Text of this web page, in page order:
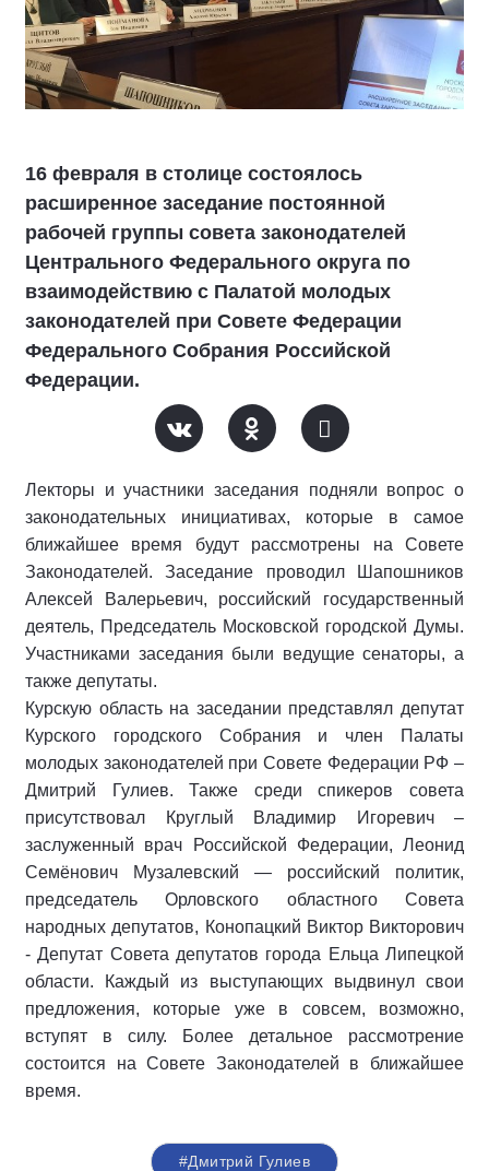
16 февраля в столице состоялось
расширенное заседание постоянной
рабочей группы совета законодателей
Центрального Федерального округа по
взаимодействию с Палатой молодых
законодателей при Совете Федерации
Федерального Собрания Российской
Федерации.
Лекторы и участники заседания подняли вопрос о
законодательных инициативах, которые в самое
ближайшее время будут рассмотрены на Совете
Законодателей. Заседание проводил Шапошников
Алексей Валерьевич, российский государственный
деятель, Председатель Московской городской Думы.
Участниками заседания были ведущие сенаторы, а
также депутаты.
Курскую область на заседании представлял депутат
Курского городского Собрания и член Палаты
молодых законодателей при Совете Федерации РФ –
Дмитрий Гулиев. Также среди спикеров совета
присутствовал Круглый Владимир Игоревич –
заслуженный врач Российской Федерации, Леонид
Семёнович Музалевский — российский политик,
председатель Орловского областного Совета
народных депутатов, Конопацкий Виктор Викторович
- Депутат Совета депутатов города Ельца Липецкой
области. Каждый из выступающих выдвинул свои
предложения, которые уже в совсем, возможно,
вступят в силу. Более детальное рассмотрение
состоится на Совете Законодателей в ближайшее
время.
#Дмитрий Гулиев